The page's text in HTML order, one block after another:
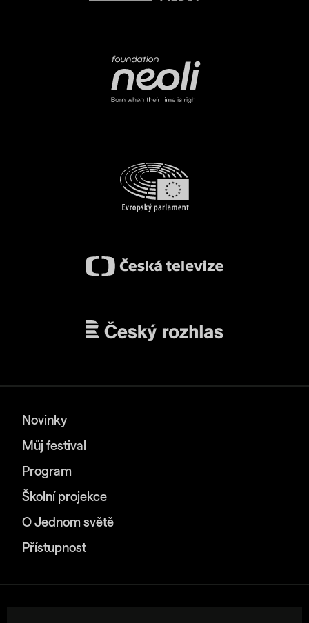
Novinky
Můj festival
Program
Školní projekce
O Jednom světě
Přístupnost